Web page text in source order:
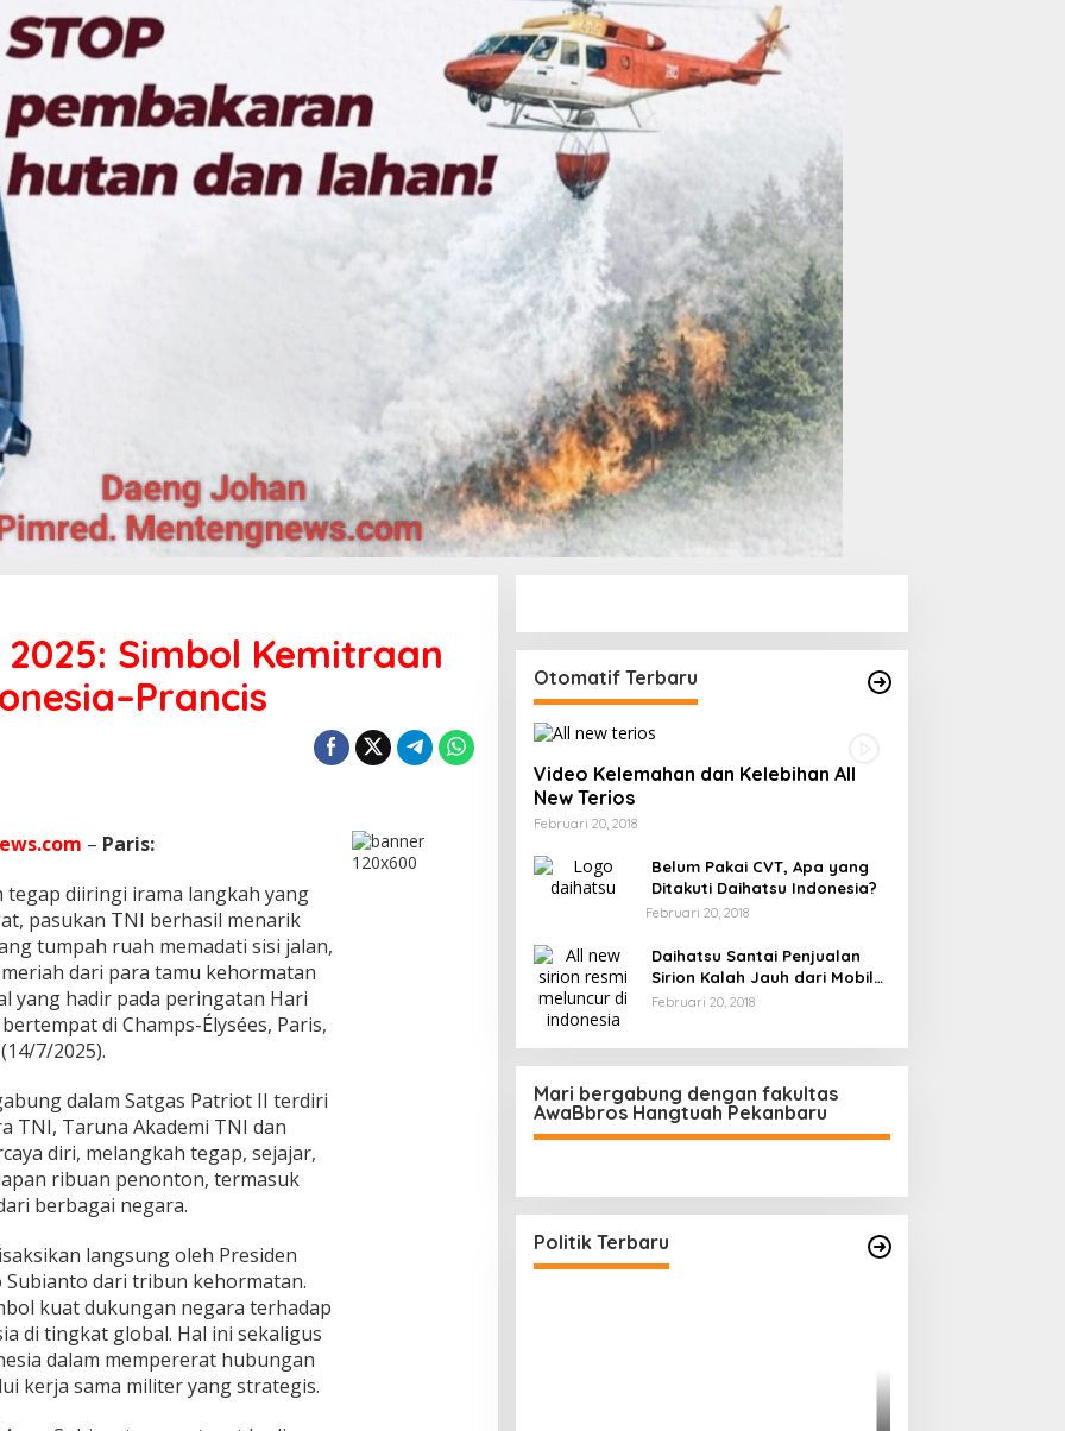
Simbol Kemitraan
– Paris:
tegap diiringi irama langkah yang
pasukan TNI berhasil menarik
tumpah ruah memadati sisi jalan,
dari para tamu kehormatan
yang hadir pada peringatan Hari
di Champs-Élysées, Paris,
7/2025).
dalam Satgas Patriot II terdiri
TNI, Taruna Akademi TNI dan
diri, melangkah tegap, sejajar,
ribuan penonton, termasuk
berbagai negara.
langsung oleh Presiden
Subianto dari tribun kehormatan.
kuat dukungan negara terhadap
di tingkat global. Hal ini sekaligus
dalam mempererat hubungan
kerja sama militer yang strategis.
Otomatif Terbaru
Video Kelemahan dan Kelebihan All
New Terios
Februari 20, 2018
Belum Pakai CVT, Apa yang
Ditakuti Daihatsu Indonesia?
Februari 20, 2018
Daihatsu Santai Penjualan
Sirion Kalah Jauh dari Mobil
LCGC
Februari 20, 2018
Mari bergabung dengan fakultas
AwaBbros Hangtuah Pekanbaru
Politik Terbaru
Kegaduhan Yang Membuat
Personel, Tegaskan Komitmen
Bersih Narkoba
Di Politik, Polri | Februari 23, 2026